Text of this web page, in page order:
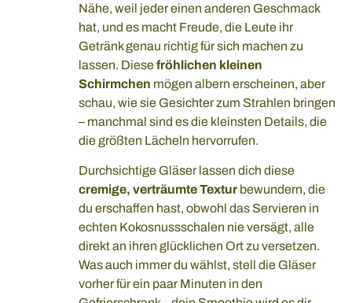
Nähe, weil jeder einen anderen Geschmack
hat, und es macht Freude, die Leute ihr
Getränk genau richtig für sich machen zu
lassen. Diesefröhlichen kleinen
Schirmchen mögen albern erscheinen, aber
schau, wie sie Gesichter zum Strahlen bringen
– manchmal sind es die kleinsten Details, die
die größten Lächeln hervorrufen.
Durchsichtige Gläser lassen dich diese
cremige, verträumte Textur bewundern, die
du erschaffen hast, obwohl das Servieren in
echten Kokosnussschalen nie versägt, alle
direkt an ihren glücklichen Ort zu versetzen.
Was auch immer du wählst, stell die Gläser
vorher für ein paar Minuten in den